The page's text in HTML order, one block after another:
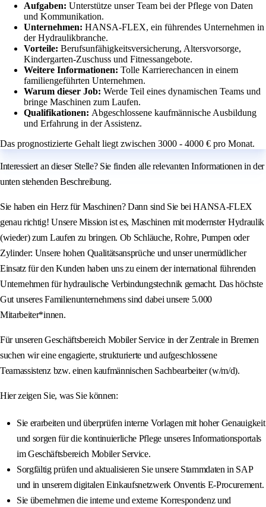
Aufgaben: Unterstütze unser Team bei der Pflege von Daten
und Kommunikation.
Unternehmen: HANSA-FLEX, ein führendes Unternehmen in
der Hydraulikbranche.
Vorteile: Berufsunfähigkeitsversicherung, Altersvorsorge,
Kindergarten-Zuschuss und Fitnessangebote.
Weitere Informationen: Tolle Karrierechancen in einem
familiengeführten Unternehmen.
Warum dieser Job: Werde Teil eines dynamischen Teams und
bringe Maschinen zum Laufen.
Qualifikationen: Abgeschlossene kaufmännische Ausbildung
und Erfahrung in der Assistenz.
Das prognostizierte Gehalt liegt zwischen 3000 - 4000 € pro Monat.
Interessiert an dieser Stelle? Sie finden alle relevanten Informationen in der
unten stehenden Beschreibung.
Sie haben ein Herz für Maschinen? Dann sind Sie bei HANSA-FLEX
genau richtig! Unsere Mission ist es, Maschinen mit modernster Hydraulik
(wieder) zum Laufen zu bringen. Ob Schläuche, Rohre, Pumpen oder
Zylinder: Unsere hohen Qualitätsansprüche und unser unermüdlicher
Einsatz für den Kunden haben uns zu einem der international führenden
Unternehmen für hydraulische Verbindungstechnik gemacht. Das höchste
Gut unseres Familienunternehmens sind dabei unsere 5.000
Mitarbeiter*innen.
Für unseren Geschäftsbereich Mobiler Service in der Zentrale in Bremen
suchen wir eine engagierte, strukturierte und aufgeschlossene
Teamassistenz bzw. einen kaufmännischen Sachbearbeiter (w/m/d).
Hier zeigen Sie, was Sie können:
Sie erarbeiten und überprüfen interne Vorlagen mit hoher Genauigkeit
und sorgen für die kontinuierliche Pflege unseres Informationsportals
im Geschäftsbereich Mobiler Service.
Sorgfältig prüfen und aktualisieren Sie unsere Stammdaten in SAP
und in unserem digitalen Einkaufsnetzwerk Onventis E-Procurement.
Sie übernehmen die interne und externe Korrespondenz und